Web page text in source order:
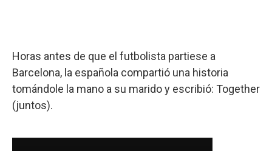
Horas antes de que el futbolista partiese a
Barcelona, la española compartió una historia
tomándole la mano a su marido y escribió: Together
(juntos).